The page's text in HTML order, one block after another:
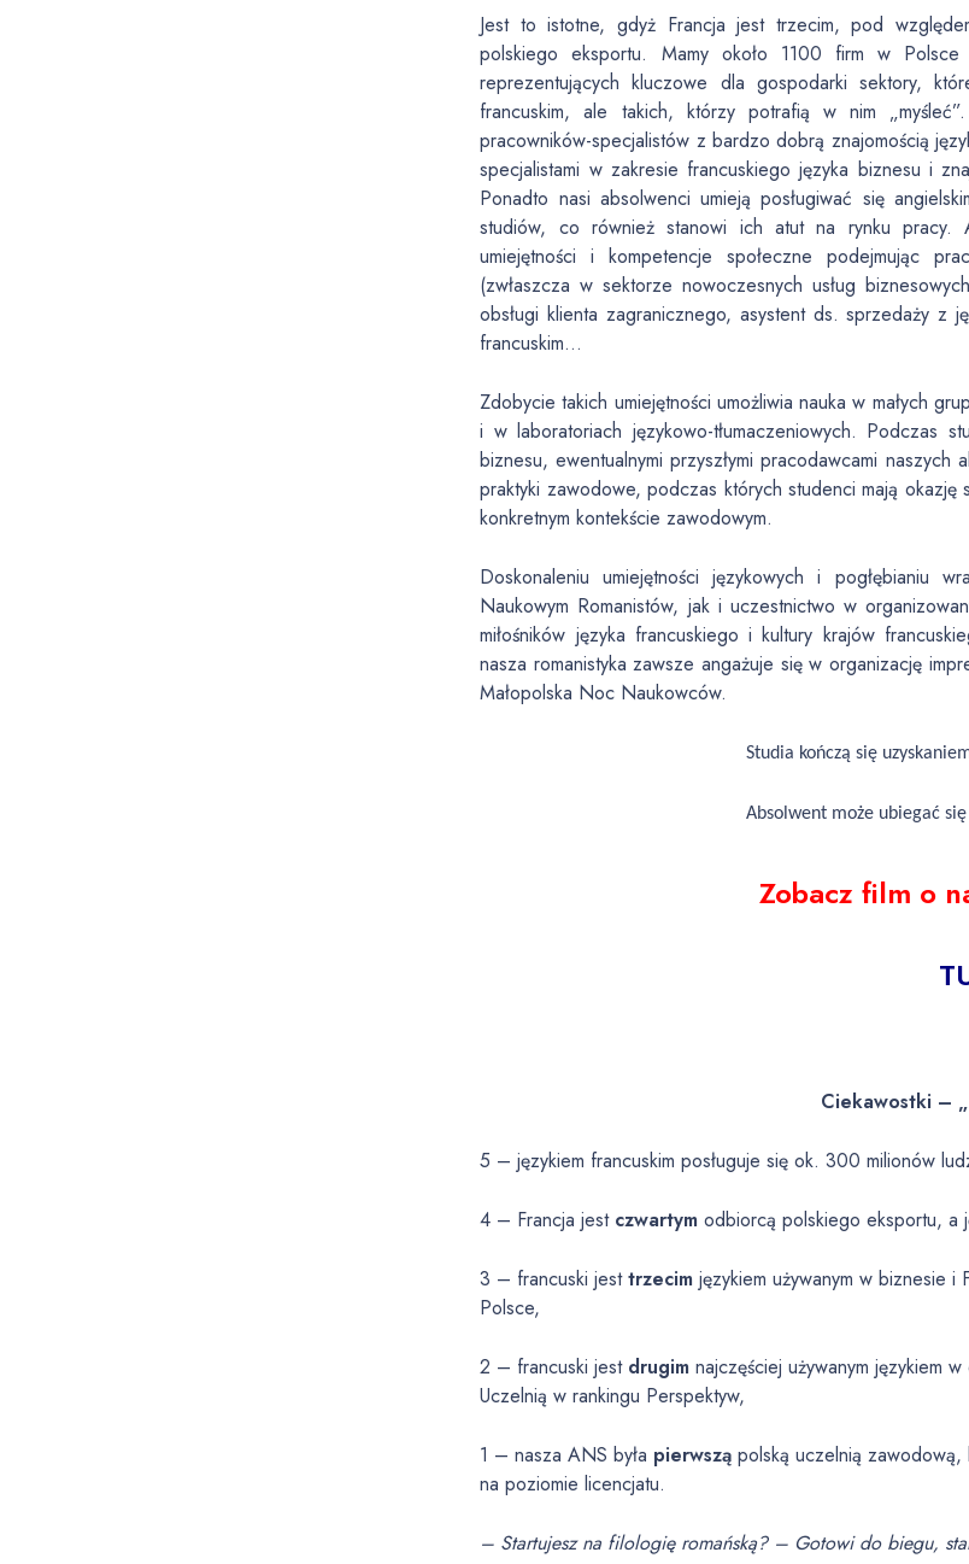
Jest to istotne, gdyż Francja jest trzecim, pod
polskiego eksportu. Mamy około 1100 firm w
reprezentujących kluczowe dla gospodarki sektory,
francuskim, ale takich, którzy potrafią w nim
pracowników-specjalistów z bardzo dobrą znajomością
specjalistami w zakresie francuskiego języka biznesu i
Ponadto nasi absolwenci umieją posługiwać się
studiów, co również stanowi ich atut na rynku pracy.
umiejętności i kompetencje społeczne podejmując
(zwłaszcza w sektorze nowoczesnych usług
obsługi klienta zagranicznego, asystent ds. sprzedaży z
francuskim…
Zdobycie takich umiejętności umożliwia nauka w małych
i w laboratoriach językowo-tłumaczeniowych. Podczas
biznesu, ewentualnymi przyszłymi pracodawcami
praktyki zawodowe, podczas których studenci mają
konkretnym kontekście zawodowym.
Doskonaleniu umiejętności językowych i pogłębianiu
Naukowym Romanistów, jak i uczestnictwo w
miłośników języka francuskiego i kultury krajów
nasza romanistyka zawsze angażuje się w organizację
Małopolska Noc Naukowców.
Studia kończą się
Absolwent może ubiegać
Zobacz film o
Ciekawostki –
5 – językiem francuskim posługuje się ok. 300 milionów
4 – Francja jest czwartym odbiorcą polskiego eksportu, a
3 – francuski jesttrzecim językiem używanym w biznesie i
Polsce,
2 – francuski jest drugim najczęściej używanym językiem
Uczelnią w rankingu Perspektyw,
1 – nasza ANS była pierwszą polską uczelnią zawodową,
na poziomie licencjatu.
– Startujesz na filologię romańską? – Gotowi do biegu,